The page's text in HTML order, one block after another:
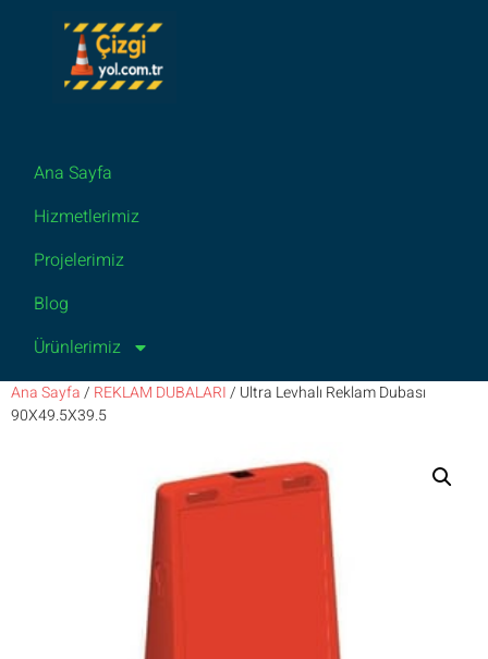
Ana Sayfa
Hizmetlerimiz
Projelerimiz
Blog
Ürünlerimiz
Ana Sayfa/ REKLAM DUBALARI/ Ultra Levhalı Reklam Dubası
90X49.5X39.5